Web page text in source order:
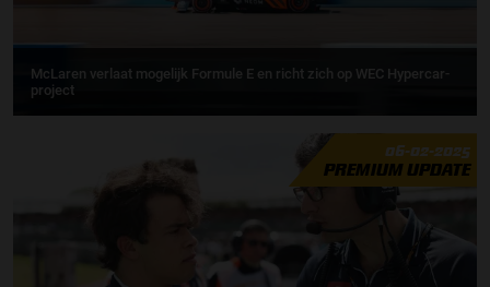
McLaren verlaat mogelijk Formule E en richt zich op WEC Hypercar-
project
06-02-2025
PREMIUM UPDATE